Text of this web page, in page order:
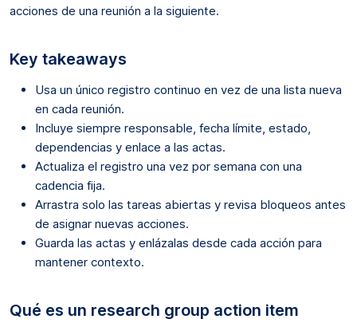
acciones de una reunión a la siguiente.
Key takeaways
Usa un único registro continuo en vez de una lista nueva
en cada reunión.
Incluye siempre responsable, fecha límite, estado,
dependencias y enlace a las actas.
Actualiza el registro una vez por semana con una
cadencia fija.
Arrastra solo las tareas abiertas y revisa bloqueos antes
de asignar nuevas acciones.
Guarda las actas y enlázalas desde cada acción para
mantener contexto.
Qué es un research group action item